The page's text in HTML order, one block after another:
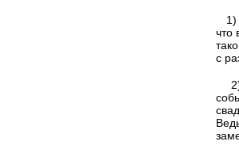
1)
что
с
2)